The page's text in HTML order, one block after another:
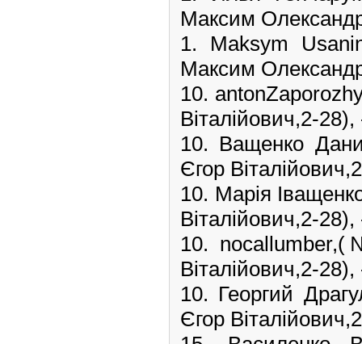
Максим
1. Maksym
Максим
10.
Віталійович,2-
10. Ващенко
Єгор
10. Марія
Віталійович,2-
10.
Віталійович,2-
10. Георгий
Єгор